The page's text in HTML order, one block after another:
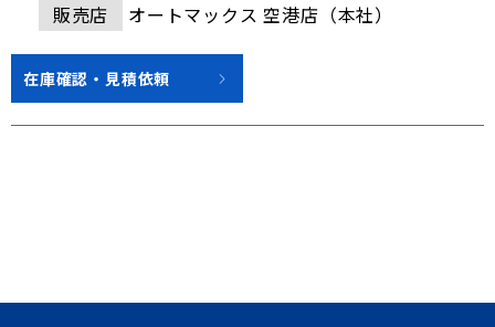
販売店
オートマックス 空港店（本社）
在庫確認・見積依頼